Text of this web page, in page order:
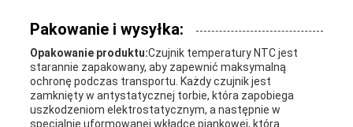
Pakowanie i wysyłka:
Opakowanie produktu:Czujnik temperatury NTC jest
starannie zapakowany, aby zapewnić maksymalną
ochronę podczas transportu. Każdy czujnik jest
zamknięty w antystatycznej torbie, która zapobiega
uszkodzeniom elektrostatycznym, a następnie w
specjalnie uformowanej wkładce piankowej, która